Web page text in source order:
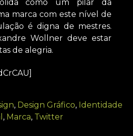
como um pilar da
marca com este nível de
é digna de mestres.
Wollner deve estar
de alegria.
, Design Gráfico, Identidade
, Marca, Twitter